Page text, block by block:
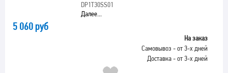
DP1T30SS01
Далее...
5 060 руб
На заказ
Самовывоз - от 3-х дней
Доставка - от 3-х дней